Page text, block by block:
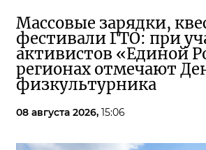
Массовые зарядки,
фестивали ГТО: при
активистов «Единой
регионах отмечают
физкультурника
08 августа 2026, 15:06